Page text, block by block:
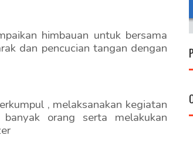
himbauan untuk bersama
dan pencucian tangan dengan
, melaksanakan kegiatan
orang serta melakukan